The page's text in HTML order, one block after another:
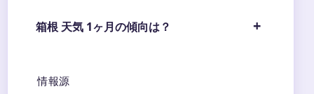
箱根 天気 1ヶ月の傾向は？
情報源